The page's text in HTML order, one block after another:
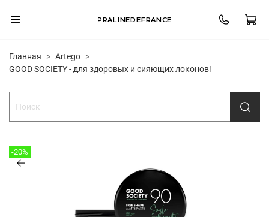
PRALINEDEFRANCE
Главная
Artego
GOOD SOCIETY - для здоровых и сияющих локонов!
-20%